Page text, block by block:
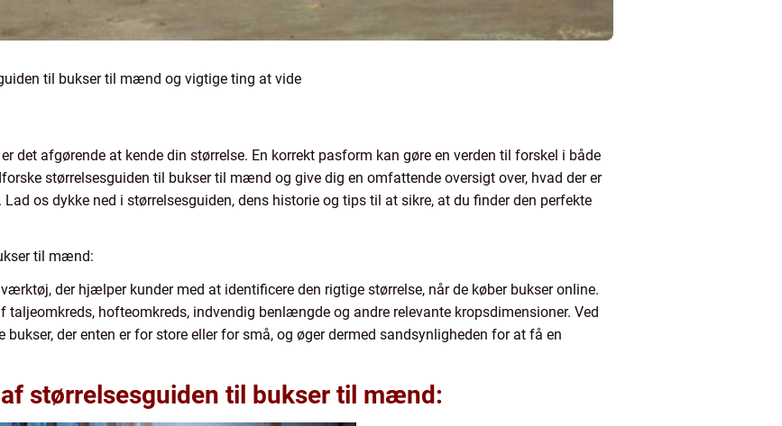
til bukser til mænd og vigtige ting at vide
det afgørende at kende din størrelse. En korrekt pasform kan gøre en verden til forskel i både
størrelsesguiden til bukser til mænd og give dig en omfattende oversigt over, hvad der er
os dykke ned i størrelsesguiden, dens historie og tips til at sikre, at du finder den perfekte
til mænd:
der hjælper kunder med at identificere den rigtige størrelse, når de køber bukser online.
hofteomkreds, indvendig benlængde og andre relevante kropsdimensioner. Ved
der enten er for store eller for små, og øger dermed sandsynligheden for at få en
størrelsesguiden til bukser til mænd: